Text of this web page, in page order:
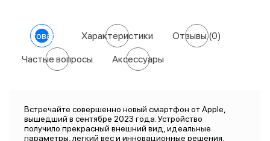
О товаре Характеристики Отзывы(0)
Частые вопросы Аксессуары
Встречайте совершенно новый смартфон от Apple,
вышедший в сентябре 2023 года. Устройство
получило прекрасный внешний вид, идеальные
параметры, легкий вес и инновационные решения.